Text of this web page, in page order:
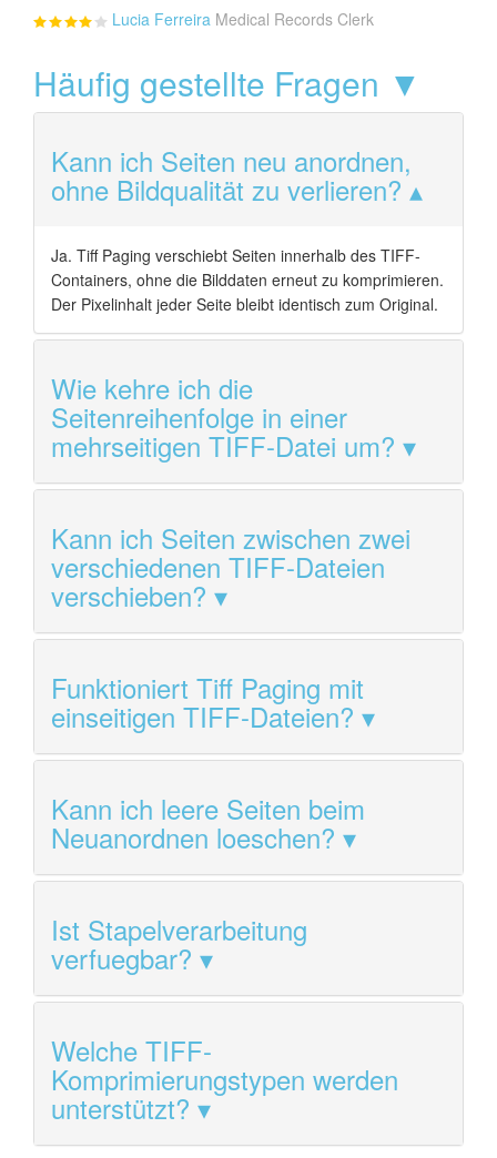
Lucia Ferreira Medical Records Clerk
Häufig gestellte Fragen ▼
Kann ich Seiten neu anordnen,
ohne Bildqualität zu verlieren?
Ja. Tiff Paging verschiebt Seiten innerhalb des TIFF-
Containers, ohne die Bilddaten erneut zu komprimieren.
Der Pixelinhalt jeder Seite bleibt identisch zum Original.
Wie kehre ich die
Seitenreihenfolge in einer
mehrseitigen TIFF-Datei um?
Kann ich Seiten zwischen zwei
verschiedenen TIFF-Dateien
verschieben?
Funktioniert Tiff Paging mit
einseitigen TIFF-Dateien?
Kann ich leere Seiten beim
Neuanordnen loeschen?
Ist Stapelverarbeitung
verfuegbar?
Welche TIFF-
Komprimierungstypen werden
unterstützt?